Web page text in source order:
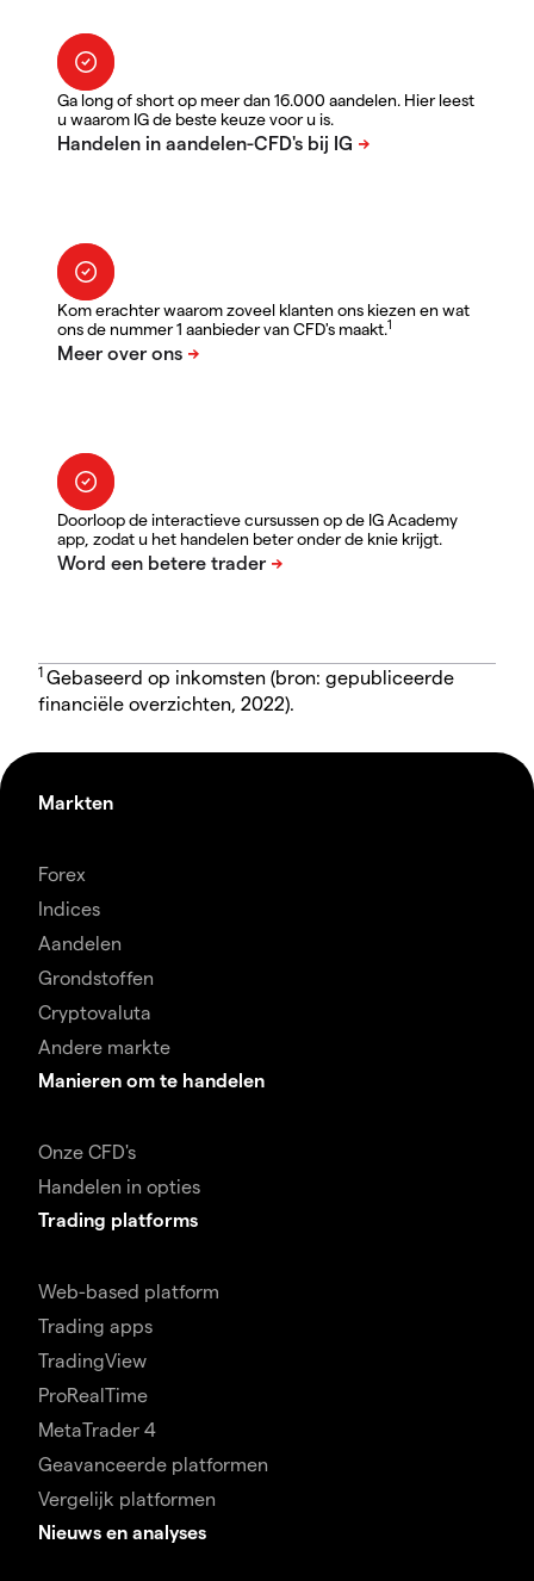
Ga long of short op meer dan 16.000 aandelen. Hier leest
u waarom IG de beste keuze voor u is.
Kom erachter waarom zoveel klanten ons kiezen en wat
ons de nummer 1 aanbieder van CFD's maakt.1
Doorloop de interactieve cursussen op de IG Academy
app, zodat u het handelen beter onder de knie krijgt.
1 Gebaseerd op inkomsten (bron: gepubliceerde
financiële overzichten, 2022).
Markten
Forex
Indices
Aandelen
Grondstoffen
Cryptovaluta
Andere markte
Manieren om te handelen
Onze CFD's
Handelen in opties
Trading platforms
Web-based platform
Trading apps
TradingView
ProRealTime
MetaTrader 4
Geavanceerde platformen
Vergelijk platformen
Nieuws en analyses